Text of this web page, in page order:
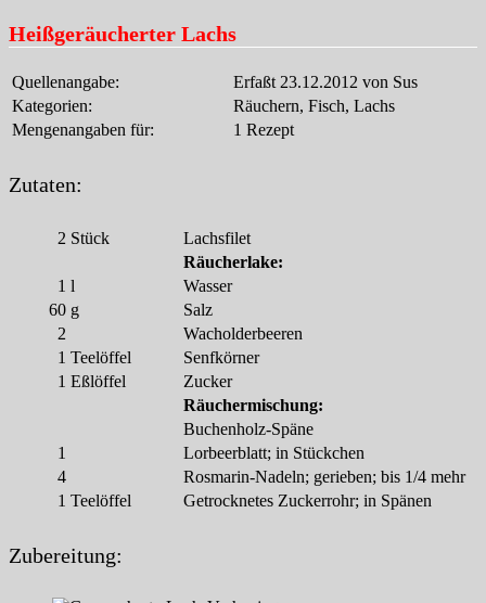
Heißgeräucherter Lachs
Quellenangabe:
Erfaßt 23.12.2012 von Sus
Kategorien:
Räuchern, Fisch, Lachs
Mengenangaben für:
1 Rezept
Zutaten:
2 Stück
Lachsfilet
Räucherlake:
1 l
Wasser
60 g
Salz
2
Wacholderbeeren
1 Teelöffel
Senfkörner
1 Eßlöffel
Zucker
Räuchermischung:
Buchenholz-Späne
1
Lorbeerblatt; in Stückchen
4
Rosmarin-Nadeln; gerieben; bis 1/4 mehr
1 Teelöffel Getrocknetes Zuckerrohr; in Spänen
Zubereitung: